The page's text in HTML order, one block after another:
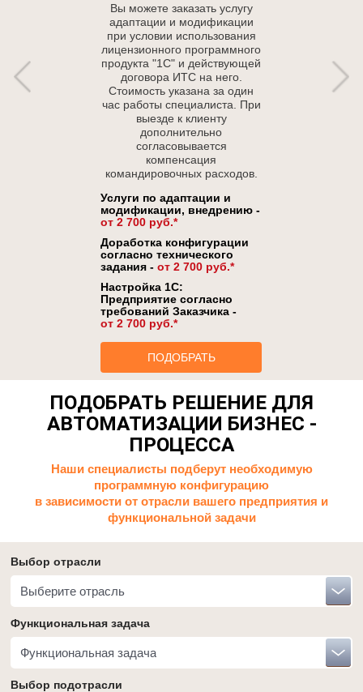
Вы можете заказать услугу
адаптации и модификации
при условии использования
лицензионного программного
продукта "1С" и действующей
договора ИТС на него.
Стоимость указана за один
час работы специалиста. При
выезде к клиенту
дополнительно
согласовывается
компенсация
командировочных расходов.
Услуги по адаптации и
модификации, внедрению -
от 2 700 руб.*
Доработка конфигурации
согласно технического
задания -от 2 700 руб.*
Настройка 1С:
Предприятие согласно
требований Заказчика -
от 2 700 руб.*
ПОДОБРАТЬ
ПОДОБРАТЬ РЕШЕНИЕ ДЛЯ
АВТОМАТИЗАЦИИ БИЗНЕС -
ПРОЦЕССА
Наши специалисты подберут необходимую
программную конфигурацию
в зависимости от отрасли вашего предприятия и
функциональной задачи
Выбор отрасли
Выберите отрасль
Функциональная задача
Функциональная задача
Выбор подотрасли